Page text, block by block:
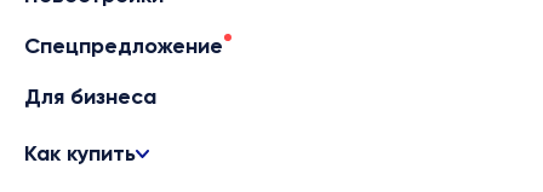
Спецпредложение
Для бизнеса
Как купить